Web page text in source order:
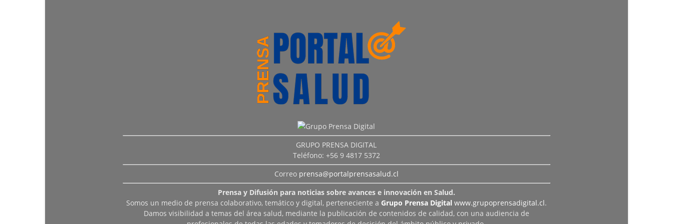
GRUPO PRENSA DIGITAL
Teléfono: +56 9 4817 5372
Correo prensa@portalprensasalud.cl
Prensa y Difusión para noticias sobre avances e innovación en Salud.
Somos un medio de prensa colaborativo, temático y digital, perteneciente a Grupo Prensa Digital www.grupoprensadigital.cl.
Damos visibilidad a temas del área salud, mediante la publicación de contenidos de calidad, con una audiencia de